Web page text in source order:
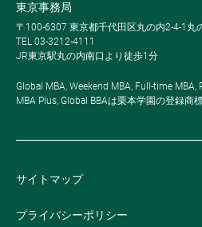
東京事務局
〒100-6307 東京都千代田区丸の内2-4-1丸
TEL 03-3212-4111
JR東京駅丸の内南口より徒歩1分
Global MBA, Weekend MBA, Full-time MBA,
MBA Plus, Global BBAは栗本学園の登録商標
サイトマップ
プライバシーポリシー